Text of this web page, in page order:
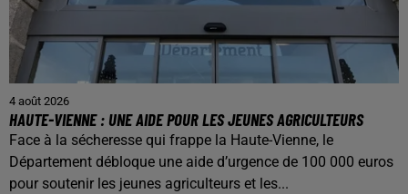
4 août 2026
HAUTE-VIENNE : UNE AIDE POUR LES JEUNES AGRICULTEURS
Face à la sécheresse qui frappe la Haute-Vienne, le
Département débloque une aide d’urgence de 100 000 euros
pour soutenir les jeunes agriculteurs et les...